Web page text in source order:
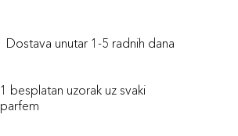
Dostava unutar 1-5 radnih dana
1 besplatan uzorak uz svaki
parfem